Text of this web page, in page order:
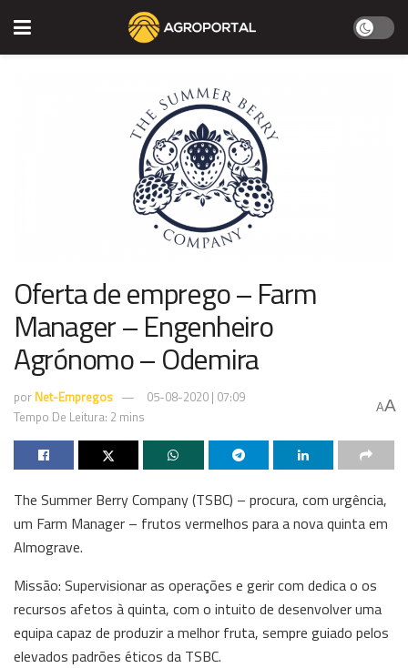
Oferta de emprego – Farm
Manager – Engenheiro
Agrónomo – Odemira
por Net-Empregos
05-08-2020 | 07:09
Tempo De Leitura: 2 mins
AA
The Summer Berry Company (TSBC) – procura, com urgência,
um Farm Manager – frutos vermelhos para a nova quinta em
Almograve.
Missão: Supervisionar as operações e gerir com dedica o os
recursos afetos à quinta, com o intuito de desenvolver uma
equipa capaz de produzir a melhor fruta, sempre guiado pelos
elevados padrões éticos da TSBC.